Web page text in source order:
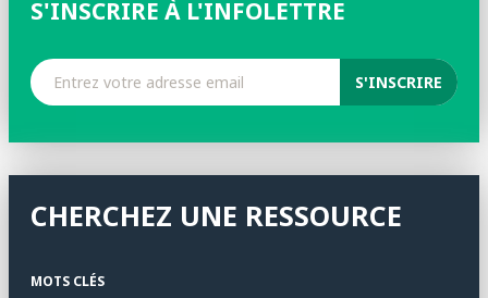
S'INSCRIRE À L'INFOLETTRE
CHERCHEZ UNE RESSOURCE
MOTS CLÉS